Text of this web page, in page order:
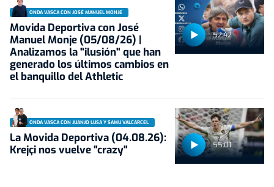
52:42
ONDA VASCA CON JOSÉ MANUEL MONJE
Movida Deportiva con José
Manuel Monje (05/08/26) |
Analizamos la "ilusión" que han
generado los últimos cambios en
el banquillo del Athletic
55:01
ONDA VASCA CON JUANJO LUSA Y SAMU VALCÁRCEL
La Movida Deportiva (04.08.26):
Krejçi nos vuelve "crazy"